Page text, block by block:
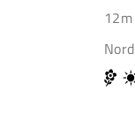
12m
Nord